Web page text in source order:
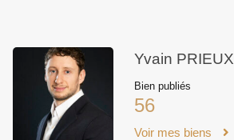
Yvain PRIEUX
Bien publiés
56
Voir mes biens